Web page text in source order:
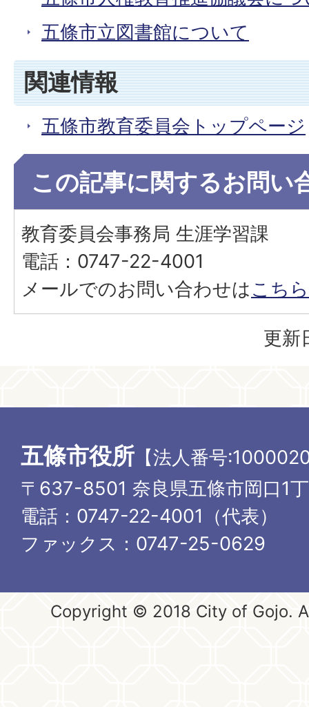
五條市立図書館について
関連情報
五條市教育委員会トップページ
この記事に関するお問い
教育委員会事務局 生涯学習課
電話：0747-22-4001
メールでのお問い合わせはこちら
更新
五條市役所 【法人番号
〒637-8501 奈良県五條市岡口1
電話：0747-22-4001（代表）
ファックス：0747-25-0629
Copyright © 2018 City of Gojo.